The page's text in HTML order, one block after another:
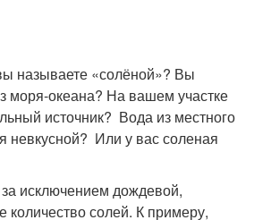
называете «солёной»? Вы
моря-океана? На вашем участке
источник? Вода из местного
невкусной? Или у вас соленая
исключением дождевой,
количество солей. К примеру,